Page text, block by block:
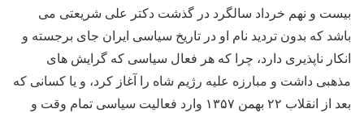
بیست و نهم خرداد سالگرد در گذشت دکتر علی شریعتی می
باشد که بدون تردید نام او در تاریخ سیاسی ایران جای برجسته و
انکار ناپذیری دارد، چرا که هر فعال سیاسی که گرایش های
مذهبی داشت و مبارزه علیه رژیم شاه را آغاز کرد، و یا کسانی که
بعد از انقلاب ۲۲ بهمن ۱۳۵۷ وارد فعالیت سیاسی تمام وقت و